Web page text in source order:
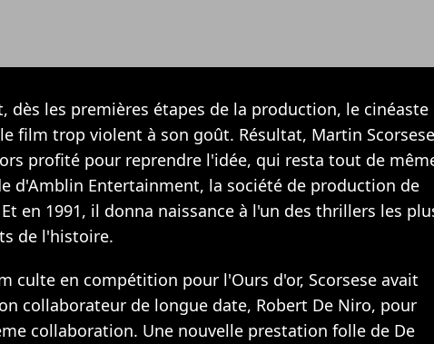
dès les premières étapes de la production, le cinéaste
film trop violent à son goût. Résultat, Martin Scorsese
profité pour reprendre l'idée, qui resta tout de
d'Amblin Entertainment, la société de production de
en 1991, il donna naissance à l'un des thrillers les
de l'histoire.
culte en compétition pour l'Ours d'or, Scorsese avait
collaborateur de longue date, Robert De Niro, pour
collaboration. Une nouvelle prestation folle de De